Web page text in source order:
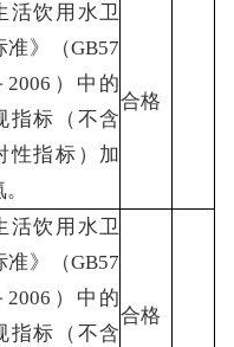
活饮用水卫
准》（GB57
2006）中的
指标（不含
性指标）加
合格
活饮用水卫
准》（GB57
2006）中的
指标（不含
合格